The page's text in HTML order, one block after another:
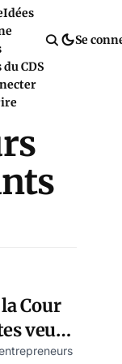
Idées
CDS
Se
Cour
veut